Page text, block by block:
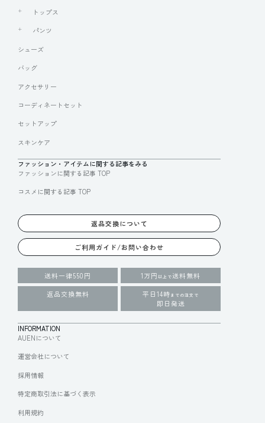
トップス
パンツ
シューズ
バッグ
アクセサリー
コーディネートセット
セットアップ
スキンケア
ファッション・アイテムに関する記事をみる
ファッションに関する記事 TOP
コスメに関する記事 TOP
返品交換について
ご利用ガイド/お問い合わせ
送料一律550円 1万円 以上で送料無料
返品交換無料
平日14時 までの注文で
即日発送
INFORMATION
AUENについて
運営会社について
採用情報
特定商取引法に基づく表示
利用規約